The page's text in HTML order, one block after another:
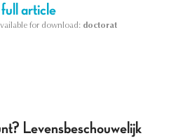
article
for download: doctorat
Levensbeschouwelijk